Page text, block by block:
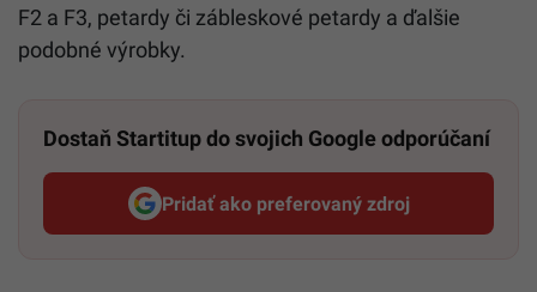
F2 a F3, petardy či zábleskové petardy a ďalšie
podobné výrobky.
Dostaň Startitup do svojich Google odporúčaní
Pridať ako preferovaný zdroj
Startitup, odkaz sa otvorí v